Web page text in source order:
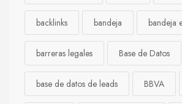
backlinks bandeja bandeja
barreras legales Base de Datos
base de datos de leads BBVA